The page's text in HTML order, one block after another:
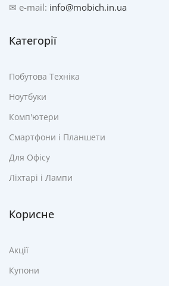
✉ e-mail: info@mobich.in.ua
Категорії
Побутова Техніка
Ноутбуки
Комп'ютери
Смартфони і Планшети
Для Офісу
Ліхтарі і Лампи
Корисне
Акції
Купони